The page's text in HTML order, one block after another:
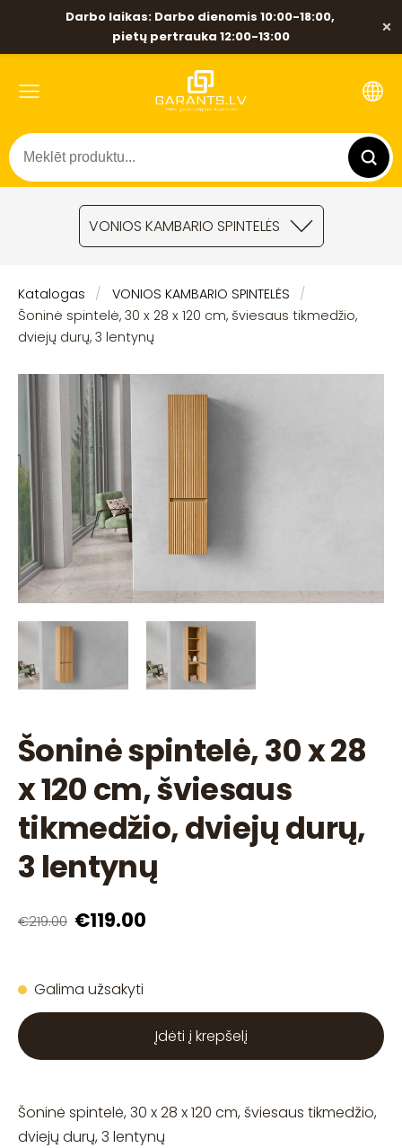
Darbo laikas: Darbo dienomis 10:00-18:00,
pietų pertrauka 12:00-13:00
×
VONIOS KAMBARIO SPINTELĖS
Katalogas
VONIOS KAMBARIO SPINTELĖS
Šoninė spintelė, 30 x 28 x 120 cm, šviesaus tikmedžio,
dviejų durų, 3 lentynų
Šoninė spintelė, 30 x 28
x 120 cm, šviesaus
tikmedžio, dviejų durų,
3 lentynų
€219.00 €119.00
Galima užsakyti
Įdėti į krepšelį
Šoninė spintelė, 30 x 28 x 120 cm, šviesaus tikmedžio,
dviejų durų, 3 lentynų